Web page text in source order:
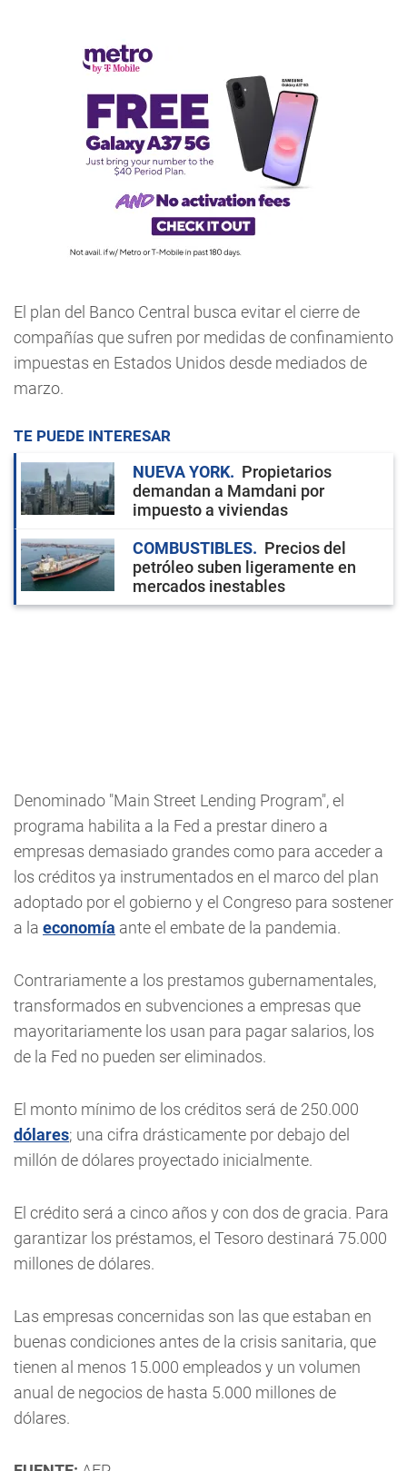
El plan del Banco Central busca evitar el cierre de
compañías que sufren por medidas de confinamiento
impuestas en Estados Unidos desde mediados de
marzo.
TE PUEDE INTERESAR
NUEVA YORK
Propietarios
demandan a Mamdani por
impuesto a viviendas
COMBUSTIBLES
Precios del
petróleo suben ligeramente en
mercados inestables
Denominado "Main Street Lending Program", el
programa habilita a la Fed a prestar dinero a
empresas demasiado grandes como para acceder a
los créditos ya instrumentados en el marco del plan
adoptado por el gobierno y el Congreso para sostener
a la economía ante el embate de la pandemia.
Contrariamente a los prestamos gubernamentales,
transformados en subvenciones a empresas que
mayoritariamente los usan para pagar salarios, los
de la Fed no pueden ser eliminados.
El monto mínimo de los créditos será de 250.000
dólares; una cifra drásticamente por debajo del
millón de dólares proyectado inicialmente.
El crédito será a cinco años y con dos de gracia. Para
garantizar los préstamos, el Tesoro destinará 75.000
millones de dólares.
Las empresas concernidas son las que estaban en
buenas condiciones antes de la crisis sanitaria, que
tienen al menos 15.000 empleados y un volumen
anual de negocios de hasta 5.000 millones de
dólares.